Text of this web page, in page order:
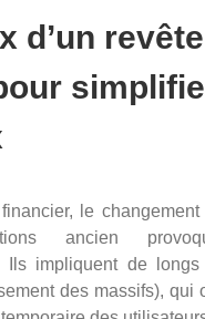
d’un
le changement
ancien
Ils impliquent de
des massifs), qui